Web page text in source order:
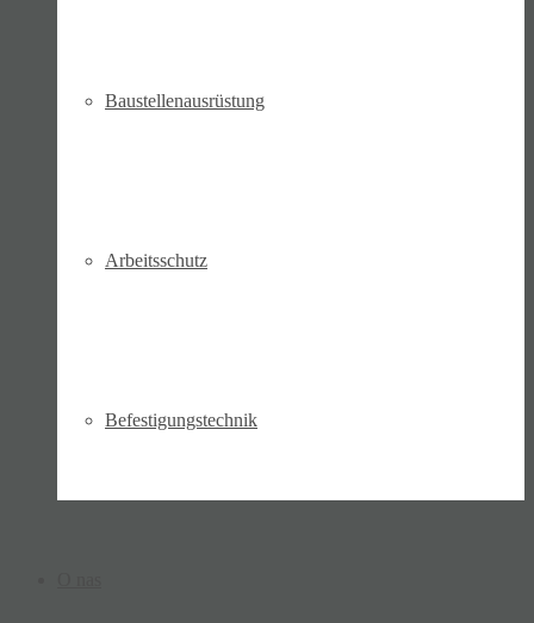
Bau­stellen­aus­rüstung
Arbeits­schutz
Befesti­gungs­technik